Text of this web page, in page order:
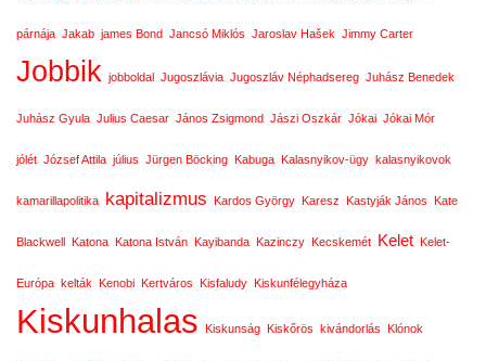
párnája Jakab james Bond Jancsó Miklós Jaroslav Hašek Jimmy Carter
Jobbik jobboldal Jugoszlávia Jugoszláv Néphadsereg Juhász Benedek
Juhász Gyula Julius Caesar János Zsigmond Jászi Oszkár Jókai Jókai Mór
jólét József Attila július Jürgen Böcking Kabuga Kalasnyikov-ügy kalasnyikovok
kamarillapolitika kapitalizmus Kardos György Karesz Kastyják János Kate
Blackwell Katona Katona István Kayibanda Kazinczy Kecskemét Kelet Kelet-
Európa kelták Kenobi Kertváros Kisfaludy Kiskunfélegyháza
Kiskunhalas Kiskunság Kiskőrös kivándorlás Klónok